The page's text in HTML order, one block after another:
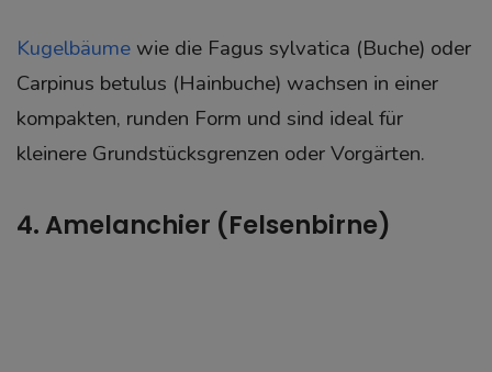
Kugelbäume wie die Fagus sylvatica (Buche) oder
Carpinus betulus (Hainbuche) wachsen in einer
kompakten, runden Form und sind ideal für
kleinere Grundstücksgrenzen oder Vorgärten.
4. Amelanchier (Felsenbirne)